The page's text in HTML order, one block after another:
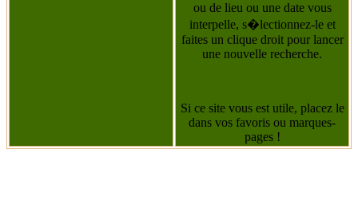
ou de lieu ou une date vous
interpelle, s�lectionnez-le et
faites un clique droit pour lancer
une nouvelle recherche.
Si ce site vous est utile, placez le
dans vos favoris ou marques-
pages !